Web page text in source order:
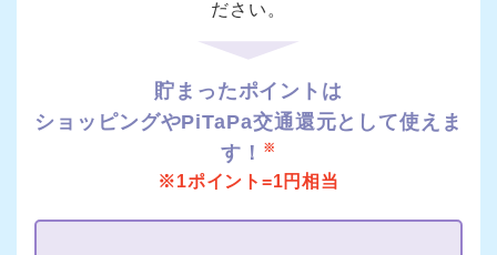
ださい。
貯まったポイントは
ショッピングやPiTaPa交通還元として使えま
す！
※
※1ポイント=1円相当